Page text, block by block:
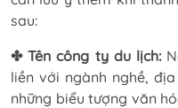
sau:
✤ Tên công ty du lịch:
liền với ngành nghề,
những biểu tượng văn